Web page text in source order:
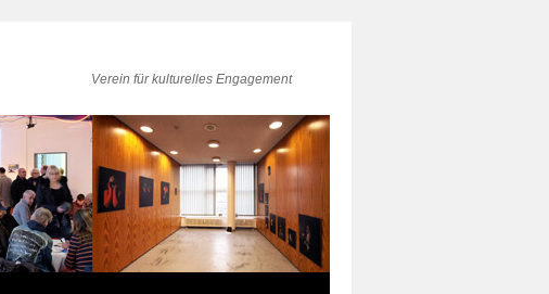
Verein für kulturelles Engagement